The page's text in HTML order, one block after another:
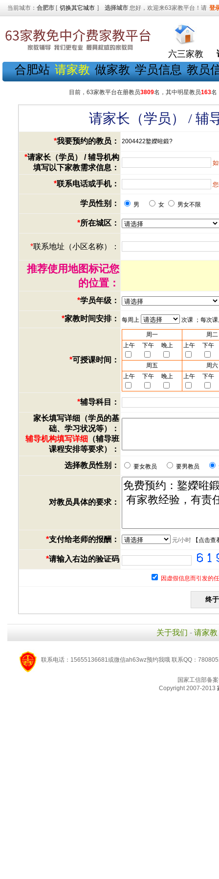
当前城市： 合肥市 [ 切换其它城市 ] 选择城市 您好，欢迎来63家教平台！请 登
六三家教
合肥站 请家教 做家教 学员信息 教员
目前，63家教平台在册教员3809名，其中明星教员163名
请家长（学员） / 辅
*我要预约的教员： 2004422鐜嬫暀鍛?
*请家长（学员） / 辅导机构
填写以下家教需求信息：
*联系电话或手机：
学员性别： 男 女 男女不限
*所在城区：
*联系地址（小区名称）：
推荐使用地图标记您
的位置：
*学员年级：
*家教时间安排： 每周上 次课 ；每次
*可授课时间：
周一
周二
上午
下午 晚上 上午 下午
周五
周六
上午
下午 晚上 上午 下午
*辅导科目：
家长填写详细（学员的基
础、学习状况等）：
辅导机构填写详细 （辅导班
课程安排等要求）：
选择教员性别：
要女教员 要男教员
对教员具体的要求：
*支付给老师的报酬： 元/小时【 点击查
*请输入右边的验证码
因虚假信息而引发的
关于我们 - 请家教
联系电话：15655136681或微信ah63wz预约我哦 联系QQ：
国家工信部备
Copyright 2007-2013